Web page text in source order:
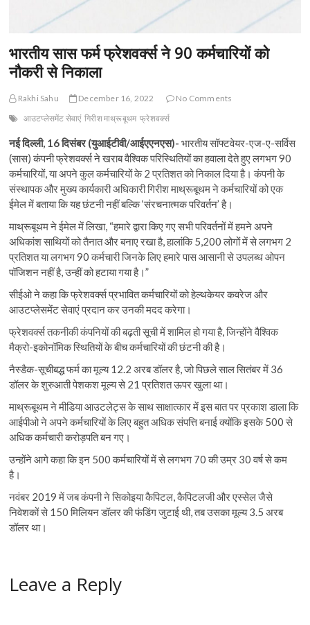
भारतीय सास फर्म फ्रेशवर्क्‍स ने 90 कर्मचारियों को
नौकरी से निकाला
Rakhi Sahu December 16, 2022
No Comments
आउटप्लेसमेंट सेवाएं गिरीश माथ्रूबूथम फ्रेशवर्क्‍स
नई दिल्ली, 16 दिसंबर (युआईटीवी/आईएएनएस)- भारतीय सॉफ्टवेयर-एज-ए-सर्विस
(सास) कंपनी फ्रेशवर्क्‍स ने खराब वैश्विक परिस्थितियों का हवाला देते हुए लगभग 90
कर्मचारियों, या अपने कुल कर्मचारियों के 2 प्रतिशत को निकाल दिया है। कंपनी के
संस्थापक और मुख्य कार्यकारी अधिकारी गिरीश माथ्रूबूथम ने कर्मचारियों को एक
ईमेल में बताया कि यह छंटनी नहीं बल्कि ‘संरचनात्मक परिवर्तन’ है।
माथ्रूबूथम ने ईमेल में लिखा, “हमारे द्वारा किए गए सभी परिवर्तनों में हमने अपने
अधिकांश साथियों को तैनात और बनाए रखा है, हालांकि 5,200 लोगों में से लगभग 2
प्रतिशत या लगभग 90 कर्मचारी जिनके लिए हमारे पास आसानी से उपलब्ध ओपन
पॉजिशन नहीं है, उन्हीं को हटाया गया है।”
सीईओ ने कहा कि फ्रेशवर्क्‍स प्रभावित कर्मचारियों को हेल्थकेयर कवरेज और
आउटप्लेसमेंट सेवाएं प्रदान कर उनकी मदद करेगा।
फ्रेशवर्क्‍स तकनीकी कंपनियों की बढ़ती सूची में शामिल हो गया है, जिन्होंने वैश्विक
मैक्रो-इकोनॉमिक स्थितियों के बीच कर्मचारियों की छंटनी की है।
नैस्डैक-सूचीबद्ध फर्म का मूल्य 12.2 अरब डॉलर है, जो पिछले साल सितंबर में 36
डॉलर के शुरुआती पेशकश मूल्य से 21 प्रतिशत ऊपर खुला था।
माथ्रूबूथम ने मीडिया आउटलेट्स के साथ साक्षात्कार में इस बात पर प्रकाश डाला कि
आईपीओ ने अपने कर्मचारियों के लिए बहुत अधिक संपत्ति बनाई क्योंकि इसके 500 से
अधिक कर्मचारी करोड़पति बन गए।
उन्होंने आगे कहा कि इन 500 कर्मचारियों में से लगभग 70 की उम्र 30 वर्ष से कम
है।
नवंबर 2019 में जब कंपनी ने सिकोइया कैपिटल, कैपिटलजी और एस्सेल जैसे
निवेशकों से 150 मिलियन डॉलर की फंडिंग जुटाई थी, तब उसका मूल्य 3.5 अरब
डॉलर था।
Leave a Reply